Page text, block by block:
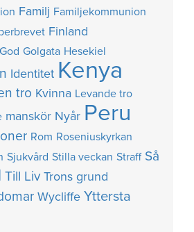
Familj Familjekommunion
Finland
God Golgata Hesekiel
Identitet Kenya
tro Kvinna Levande tro
manskör Nyår Peru
Rom Roseniuskyrkan
Sjukvård Stilla veckan Straff Så
Till Liv Trons grund
Wycliffe Yttersta